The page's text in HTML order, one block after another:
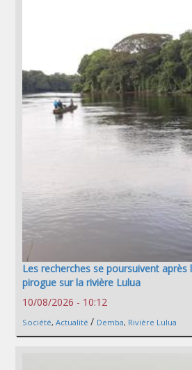
Les recherches se poursuivent après
pirogue sur la rivière Lulua
10/08/2026 - 10:12
Société, Actualité / Demba, Rivière Lulua